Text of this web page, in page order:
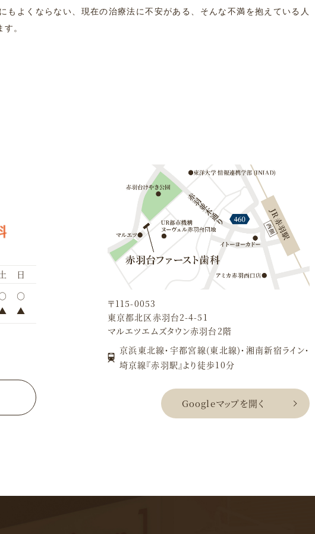
もよくならない、現在の治療法に不安がある、そんな不満を抱えている人
。
日
○
▲
〒115-0053
東京都北区赤羽台2-4-51
マルエツエムズタウン赤羽台2階
京浜東北線・宇都宮線(東北線)・ 湘南新宿ライン・
埼京線『赤羽駅』より徒歩10分
Googleマップを開く